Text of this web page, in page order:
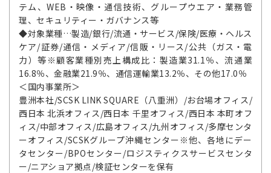
テム、WEB・映像・通信技術、グループウエア・業務管
理、セキュリティー・ガバナンス等
◆対象業種…製造/銀行/流通・サービス/保険/医療・ヘルス
ケア/証券/通信・メディア/信販・リース/公共（ガス・電
力）等※顧客業種別売上構成比：製造業31.1％、流通業
16.8％、金融業21.9％、通信運輸業13.2％、その他17.0％
＜国内事業所＞
豊洲本社/SCSK LINK SQUARE（八重洲）/お台場オフィス/
西日本 北浜オフィス/西日本 千里オフィス/西日本 本町オフ
ィス/中部オフィス/広島オフィス/九州オフィス/多摩センタ
ーオフィス/SCSKグループ沖縄センター※他、各地にデー
タセンター/BPOセンター/ロジスティクスサービスセンタ
ー/ニアショア拠点/検証センターを保有